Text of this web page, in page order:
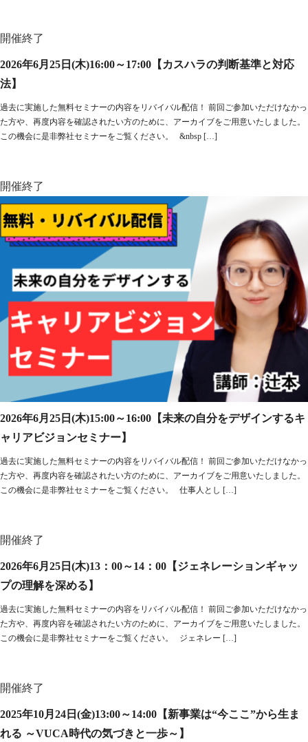
開催終了
2026年6月25日(木)16:00～17:00【カスハラの判断基準と対応
法】
過去に実施した無料セミナーの内容をリバイバル配信！ 前回ご参加いただけなかっ
た方や、再度内容を確認されたい方のために、アーカイブをご用意いたしました。
この機会に是非弊社セミナーをご覧ください。 &nbsp […]
開催終了
2026年6月25日(木)15:00～16:00【未来の自分をデザインするキ
ャリアビジョンセミナー】
過去に実施した無料セミナーの内容をリバイバル配信！ 前回ご参加いただけなかっ
た方や、再度内容を確認されたい方のために、アーカイブをご用意いたしました。
この機会に是非弊社セミナーをご覧ください。 仕事人とし […]
開催終了
2026年6月25日(木)13：00～14：00【ジェネレーションギャッ
プの理解を深める】
過去に実施した無料セミナーの内容をリバイバル配信！ 前回ご参加いただけなかっ
た方や、再度内容を確認されたい方のために、アーカイブをご用意いたしました。
この機会に是非弊社セミナーをご覧ください。 ジェネレー […]
開催終了
2025年10月24日(金)13:00～14:00【新事業は“今ここ”から生ま
れる ～VUCA時代の気づきと一歩～】